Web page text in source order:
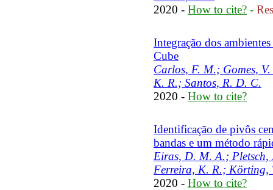
2020 - How to cite? -
Integração dos
Cube
Carlos, F. M.; Gomes,
K. R.; Santos, R. D. C.
2020 - How to cite?
Identificação de pivôs
bandas e um método
Eiras, D. M. A.;
Ferreira, K. R.; Körting,
2020 - How to cite?